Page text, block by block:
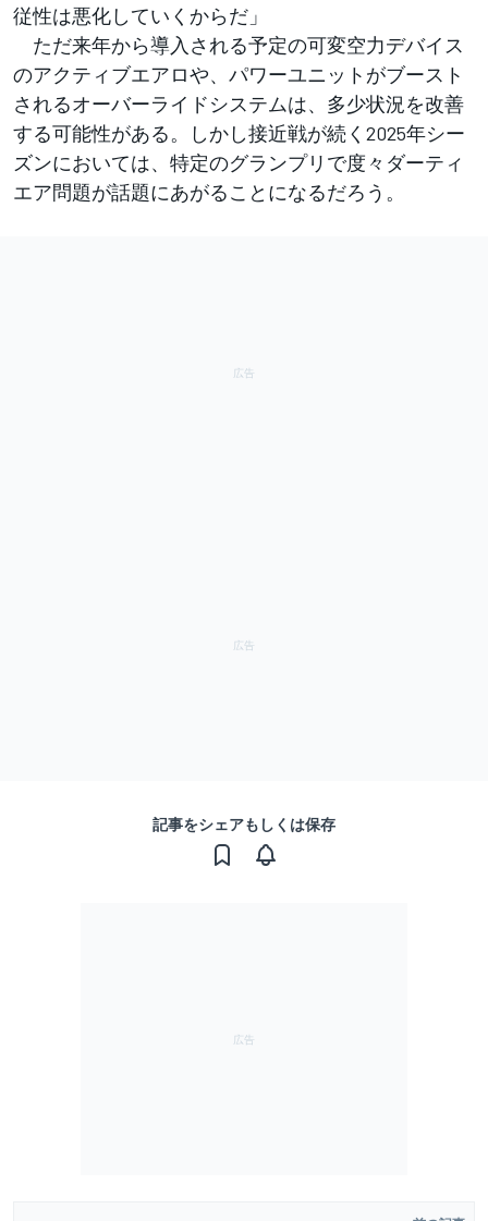
従性は悪化していくからだ」
ただ来年から導入される予定の可変空力デバイス
のアクティブエアロや、パワーユニットがブースト
されるオーバーライドシステムは、多少状況を改善
する可能性がある。しかし接近戦が続く2025年シー
ズンにおいては、特定のグランプリで度々ダーティ
エア問題が話題にあがることになるだろう。
記事をシェアもしくは保存